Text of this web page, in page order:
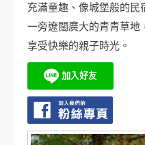
充滿童趣、像城堡般的民
一旁遼闊廣大的青青草地
享受快樂的親子時光。